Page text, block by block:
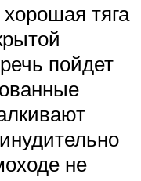
тяга
пойдет
не